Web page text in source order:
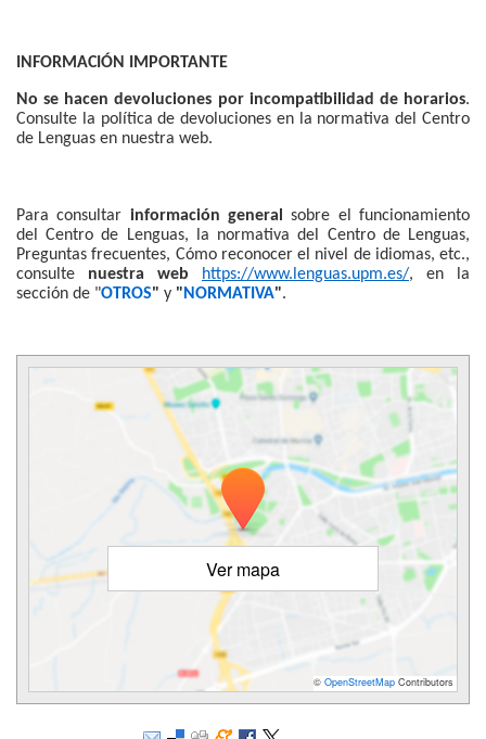
INFORMACIÓN IMPORTANTE
No se hacen devoluciones por incompatibilidad de horarios.
Consulte la política de devoluciones en la normativa del Centro
de Lenguas en nuestra web.
Para consultar información general sobre el funcionamiento
del Centro de Lenguas, la normativa del Centro de Lenguas,
Preguntas frecuentes, Cómo reconocer el nivel de idiomas, etc.,
consulte nuestra web https://www.lenguas.upm.es/, en la
sección de "OTROS" y "NORMATIVA".
Ver mapa
© OpenStreetMap Contributors